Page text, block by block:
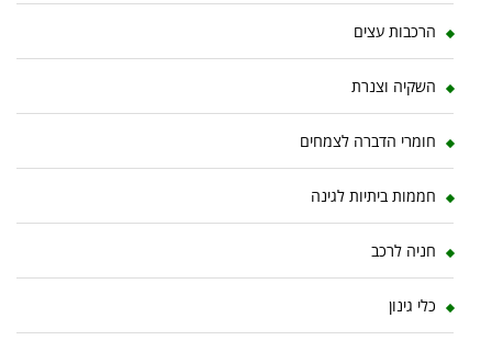
הרכבות עצים
השקיה וצנרת
חומרי הדברה לצמחים
חממות ביתיות לגינה
חניה לרכב
כלי גינון